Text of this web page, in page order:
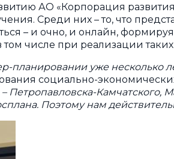
АО «Корпорация
Среди них – то, что
– и очно, и онлайн,
числе при реализации
планировании уже несколько
социально-
Петропавловска-Камчатского,
Поэтому нам